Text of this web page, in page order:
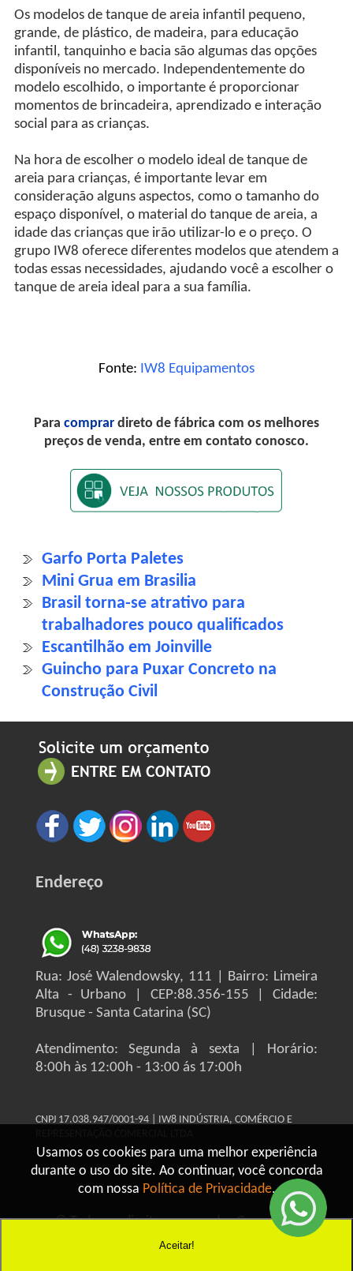
Usamos os cookies para uma melhor experiência
durante o uso do site. Ao continuar, você concorda
com nossa Política de Privacidade.
Aceitar!
Os modelos de tanque de areia infantil pequeno,
grande, de plástico, de madeira, para educação
infantil, tanquinho e bacia são algumas das opções
disponíveis no mercado. Independentemente do
modelo escolhido, o importante é proporcionar
momentos de brincadeira, aprendizado e interação
social para as crianças.
Na hora de escolher o modelo ideal de tanque de
areia para crianças, é importante levar em
consideração alguns aspectos, como o tamanho do
espaço disponível, o material do tanque de areia, a
idade das crianças que irão utilizar-lo e o preço. O
grupo IW8 oferece diferentes modelos que atendem a
todas essas necessidades, ajudando você a escolher o
tanque de areia ideal para a sua família.
Fonte: IW8 Equipamentos
Para comprar direto de fábrica com os melhores
preços de venda, entre em contato conosco.
Garfo Porta Paletes
Mini Grua em Brasilia
Brasil torna-se atrativo para
trabalhadores pouco qualificados
Escantilhão em Joinville
Guincho para Puxar Concreto na
Construção Civil
Endereço
Rua: José Walendowsky, 111 | Bairro: Limeira
Alta - Urbano | CEP:88.356-155 | Cidade:
Brusque - Santa Catarina (SC)
Atendimento: Segunda à sexta | Horário:
8:00h às 12:00h - 13:00 ás 17:00h
CNPJ 17.038.947/0001-94 | IW8 INDÚSTRIA, COMÉRCIO E
© Todos os direitos reservados Grupo IW8
Construmaq - 2026